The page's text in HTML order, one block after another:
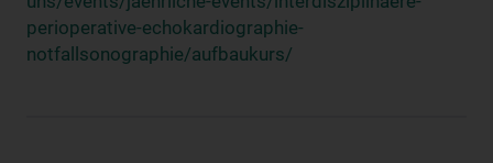
perioperative-echokardiographie-
notfallsonographie/aufbaukurs/